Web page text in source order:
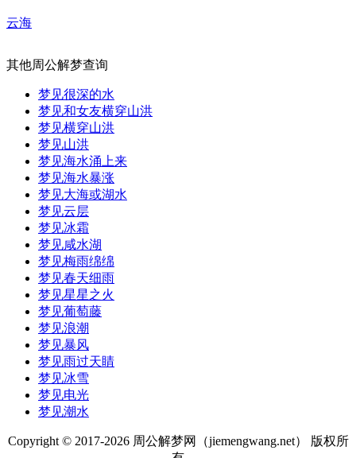
云海
其他周公解梦查询
梦见很深的水
梦见和女友横穿山洪
梦见横穿山洪
梦见山洪
梦见海水涌上来
梦见海水暴涨
梦见大海或湖水
梦见云层
梦见冰霜
梦见咸水湖
梦见梅雨绵绵
梦见春天细雨
梦见星星之火
梦见葡萄藤
梦见浪潮
梦见暴风
梦见雨过天睛
梦见冰雪
梦见电光
梦见潮水
Copyright © 2017-2026 周公解梦网（jiemengwang.net） 版权所